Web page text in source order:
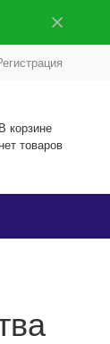
В корзине
нет товаров